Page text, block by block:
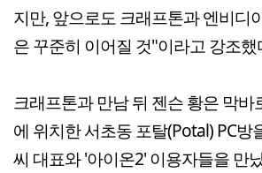
지만, 앞으로도 크래프톤과 엔비디
은 꾸준히 이어질 것"이라고 강조했
크래프톤과 만남 뒤 젠슨 황은 막바
에 위치한 서초동 포탈(Potal) PC방
씨 대표와 '아이온2' 이용자들을 만